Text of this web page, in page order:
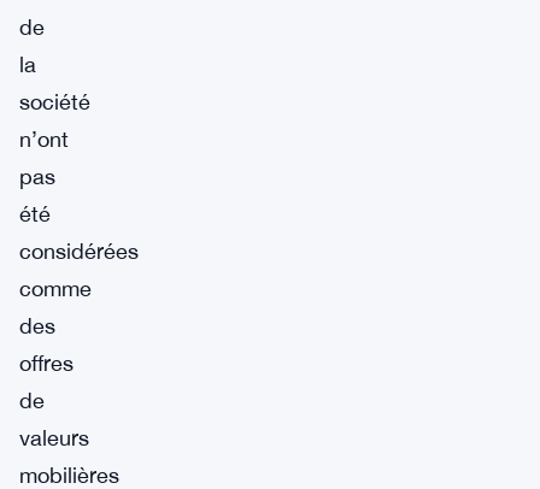
de
la
société
n’ont
pas
été
considérées
comme
des
offres
de
valeurs
mobilières